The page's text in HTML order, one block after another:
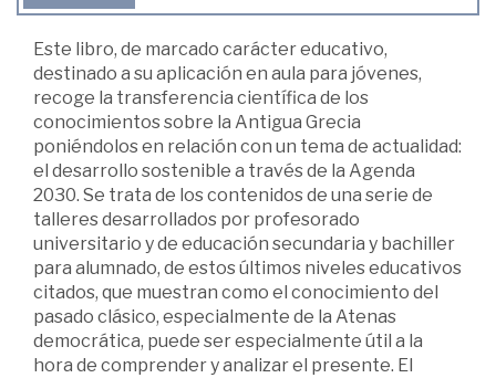
Este libro, de marcado carácter educativo,
destinado a su aplicación en aula para jóvenes,
recoge la transferencia científica de los
conocimientos sobre la Antigua Grecia
poniéndolos en relación con un tema de actualidad:
el desarrollo sostenible a través de la Agenda
2030. Se trata de los contenidos de una serie de
talleres desarrollados por profesorado
universitario y de educación secundaria y bachiller
para alumnado, de estos últimos niveles educativos
citados, que muestran como el conocimiento del
pasado clásico, especialmente de la Atenas
democrática, puede ser especialmente útil a la
hora de comprender y analizar el presente. El